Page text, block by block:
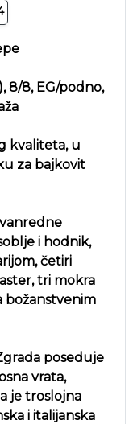
8/8, EG/podno,
kvaliteta, u
za bajkovit
i hodnik,
četiri
tri mokra
božanstvenim
poseduje
vrata,
je troslojna
i italijanska